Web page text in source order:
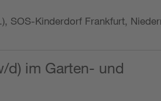
SOS-Kinderdorf Frankfurt,
d) im Garten- und